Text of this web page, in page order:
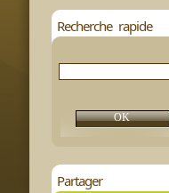
Recherche rapide
Partager